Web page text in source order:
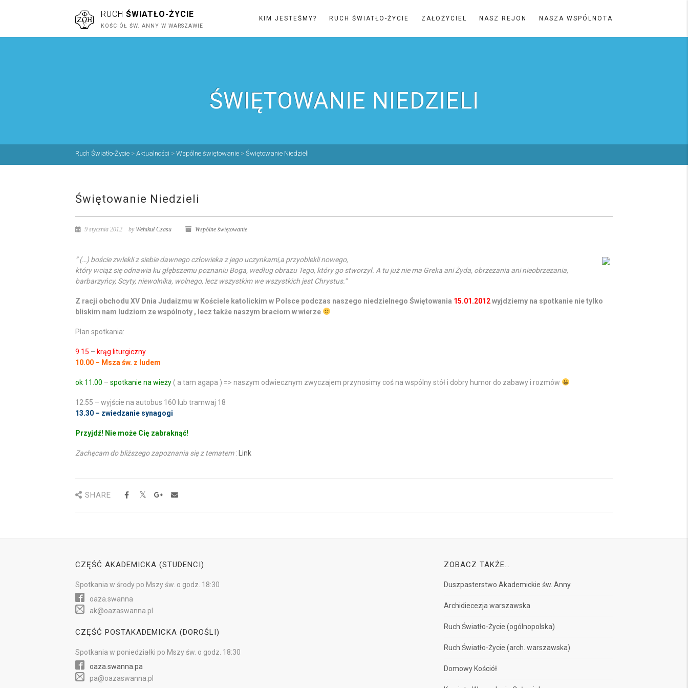
RUCH ŚWIATŁO-ŻYCIE
KOŚCIÓŁ ŚW. ANNY W WARSZAWIE
KIM JESTEŚMY? RUCH ŚWIATŁO-ŻYCIE ZAŁOŻYCIEL NASZ REJON NASZA WSPÓLNOTA
ŚWIĘTOWANIE NIEDZIELI
Ruch Światło-Życie > Aktualności > Wspólne świętowanie > Świętowanie Niedzieli
Świętowanie Niedzieli
9 stycznia 2012 by Wehikuł Czasu Wspólne świętowanie
” (…) boście zwlekli z siebie dawnego człowieka z jego uczynkami,a przyoblekli nowego,
który wciąż się odnawia ku głębszemu poznaniu Boga, według obrazu Tego, który go stworzył. A tu już nie ma Greka ani Żyda, obrzezania ani nieobrzezania,
barbarzyńcy, Scyty, niewolnika, wolnego, lecz wszystkim we wszystkich jest Chrystus.”
Z racji obchodu XV Dnia Judaizmu w Kościele katolickim w Polsce podczas naszego niedzielnego Świętowania 15.01.2012wyjdziemy na spotkanie nie tylko
bliskim nam ludziom ze wspólnoty , lecz także naszym braciom w wierze
Plan spotkania:
9.15 – krąg liturgiczny
10.00 – Msza św. z ludem
ok 11.00 – spotkanie na wieży ( a tam agapa ) => naszym odwiecznym zwyczajem przynosimy coś na wspólny stół i dobry humor do zabawy i rozmów
12.55 – wyjście na autobus 160 lub tramwaj 18
13.30 – zwiedzanie synagogi
Przyjdź! Nie może Cię zabraknąć!
Zachęcam do bliższego zapoznania się z tematem: Link
SHARE
CZĘŚĆ AKADEMICKA (STUDENCI)
Spotkania w środypo Mszy św. o godz. 18:30
oaza.swanna
ak@oazaswanna.pl
CZĘŚĆ POSTAKADEMICKA (DOROŚLI)
Spotkania w poniedziałki po Mszy św. o godz. 18:30
oaza.swanna.pa
pa@oazaswanna.pl
ZOBACZ TAKŻE…
Duszpasterstwo Akademickie św. Anny
Archidiecezja warszawska
Ruch Światło-Życie (ogólnopolska)
Ruch Światło-Życie (arch. warszawska)
Domowy Kościół